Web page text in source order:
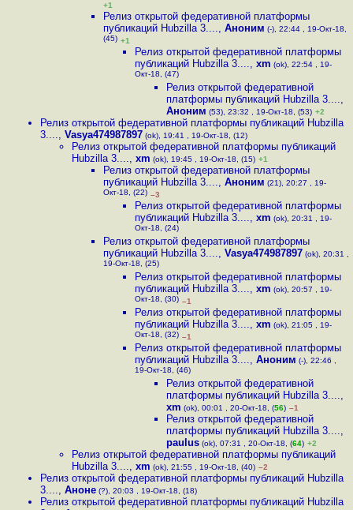
+1
Релиз открытой федеративной платформы
публикаций Hubzilla 3...., Аноним (-), 22:44 , 19-Окт-18,
(45) +1
Релиз открытой федеративной платформы
публикаций Hubzilla 3...., xm (ok), 22:54 , 19-
Окт-18, (47)
Релиз открытой федеративной
платформы публикаций Hubzilla 3....,
Аноним (53), 23:32 , 19-Окт-18, (53) +2
Релиз открытой федеративной платформы публикаций Hubzilla
3...., Vasya474987897 (ok), 19:41 , 19-Окт-18, (12)
Релиз открытой федеративной платформы публикаций
Hubzilla 3...., xm (ok), 19:45 , 19-Окт-18, (15) +1
Релиз открытой федеративной платформы
публикаций Hubzilla 3...., Аноним (21), 20:27 , 19-
Окт-18, (22) –3
Релиз открытой федеративной платформы
публикаций Hubzilla 3...., xm (ok), 20:31 , 19-
Окт-18, (24)
Релиз открытой федеративной платформы
публикаций Hubzilla 3...., Vasya474987897 (ok), 20:31 ,
19-Окт-18, (25)
Релиз открытой федеративной платформы
публикаций Hubzilla 3...., xm (ok), 20:57 , 19-
Окт-18, (30) –1
Релиз открытой федеративной платформы
публикаций Hubzilla 3...., xm (ok), 21:05 , 19-
Окт-18, (32) –1
Релиз открытой федеративной платформы
публикаций Hubzilla 3...., Аноним (-), 22:46 ,
19-Окт-18, (46)
Релиз открытой федеративной
платформы публикаций Hubzilla 3....,
xm (ok), 00:01 , 20-Окт-18, (56) –1
Релиз открытой федеративной
платформы публикаций Hubzilla 3....,
paulus (ok), 07:31 , 20-Окт-18, (64) +2
Релиз открытой федеративной платформы публикаций
Hubzilla 3...., xm (ok), 21:55 , 19-Окт-18, (40) –2
Релиз открытой федеративной платформы публикаций Hubzilla
3...., Аноне (?), 20:03 , 19-Окт-18, (18)
Релиз открытой федеративной платформы публикаций Hubzilla